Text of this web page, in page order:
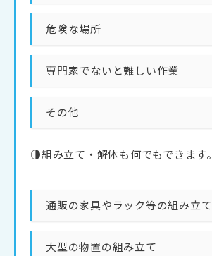
危険な場所
専門家でないと難しい作業
その他
◑組み立て・解体も何でもできます。
通販の家具やラック等の組み立て
大型の物置の組み立て